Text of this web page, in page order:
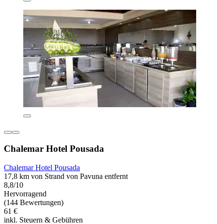
Chalemar Hotel Pousada
Chalemar Hotel Pousada
17,8 km von Strand von Pavuna entfernt
8,8/10
Hervorragend
(144 Bewertungen)
61 €
inkl. Steuern & Gebühren